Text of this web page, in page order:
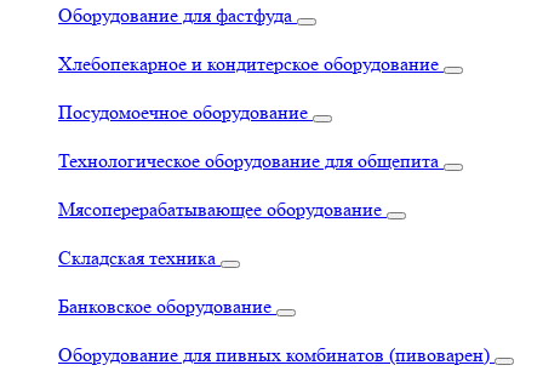
Оборудование для фастфуда
Хлебопекарное и кондитерское оборудование
Посудомоечное оборудование
Технологическое оборудование для общепита
Мясоперерабатывающее оборудование
Складская техника
Банковское оборудование
Оборудование для пивных комбинатов (пивоварен)